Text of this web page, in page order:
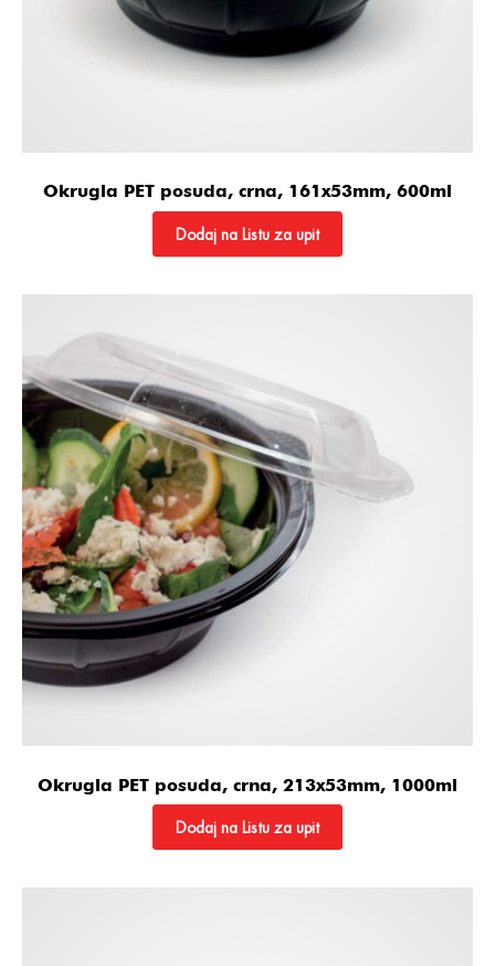
Okrugla PET posuda, crna, 161x53mm, 600ml
Dodaj na Listu za upit
Okrugla PET posuda, crna, 213x53mm, 1000ml
Dodaj na Listu za upit